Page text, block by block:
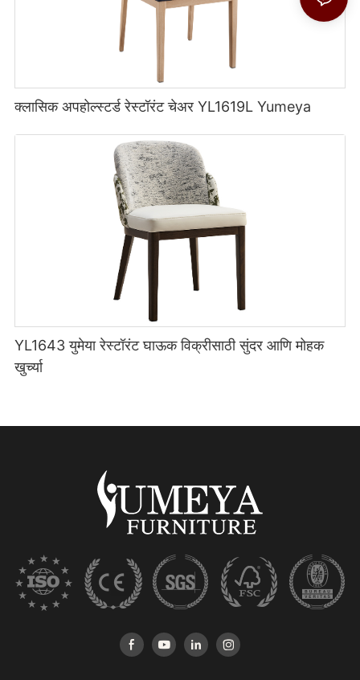
क्लासिक अपहोल्स्टर्ड रेस्टॉरंट चेअर YL1619L Yumeya
YL1643 युमेया रेस्टॉरंट घाऊक विक्रीसाठी सुंदर आणि मोहक
खुर्च्या